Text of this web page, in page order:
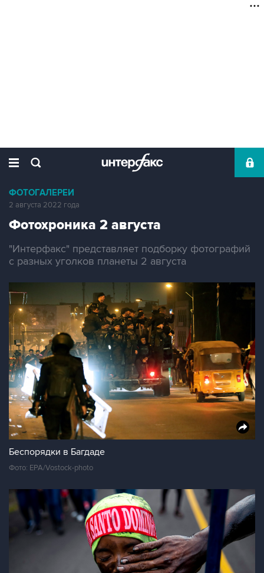
ФОТОГАЛЕРЕИ
2 августа 2022 года
Фотохроника 2 августа
"Интерфакс" представляет подборку фотографий
с разных уголков планеты 2 августа
Беспорядки в Багдаде
Фото: EPA/Vostock-photo